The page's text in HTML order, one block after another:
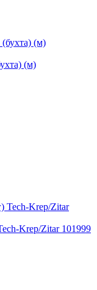
(м)
Krep/Zitar 101999